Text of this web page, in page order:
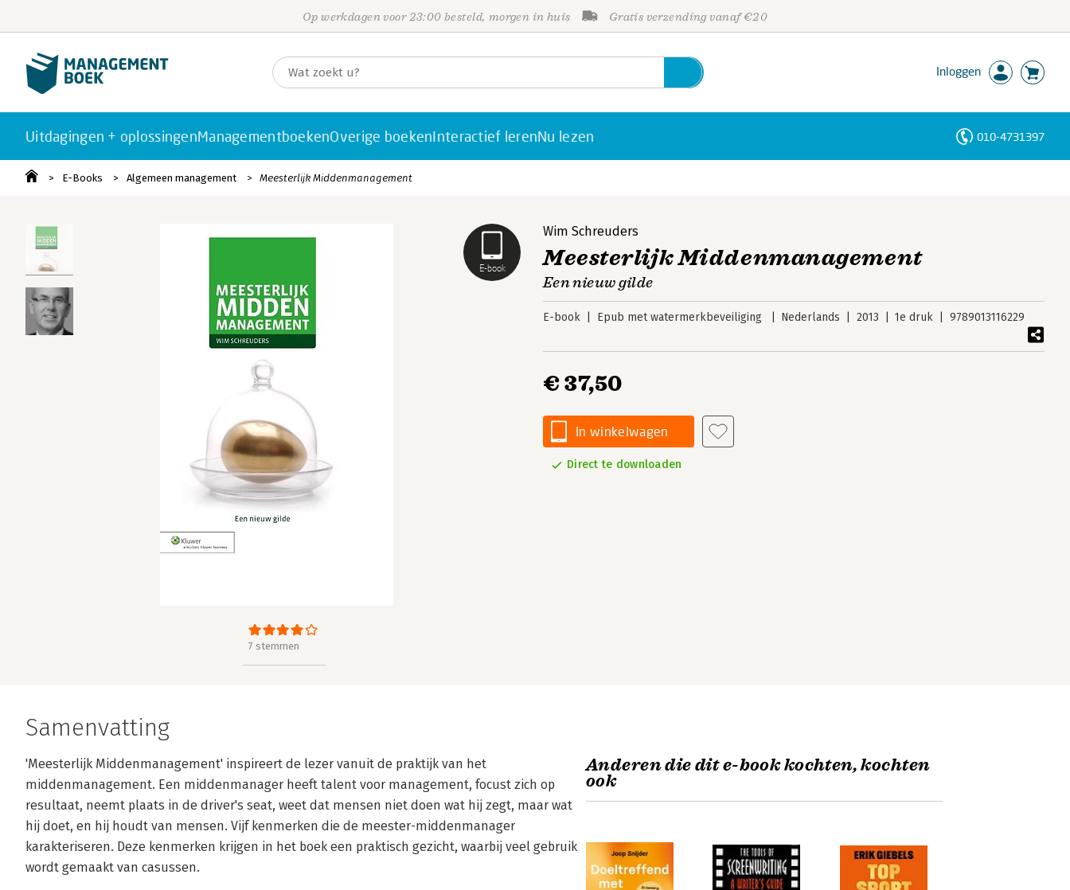
Op werkdagen voor 23:00 besteld, morgen in huis Gratis verzending vanaf €20
Inloggen
Uitdagingen + oplossingenManagementboekenOverige boekenInteractief lerenNu lezen 010-4731397
E-Books Algemeen management Meesterlijk Middenmanagement
E-book
7 stemmen
Wim Schreuders
Meesterlijk Middenmanagement
Een nieuw gilde
E-book Epub met watermerkbeveiliging Nederlands 2013 1e druk 9789013116229
€ 37,50
In winkelwagen
Direct te downloaden
Samenvatting
'Meesterlijk Middenmanagement' inspireert de lezer vanuit de praktijk van het
middenmanagement. Een middenmanager heeft talent voor management, focust zich op
resultaat, neemt plaats in de driver's seat, weet dat mensen niet doen wat hij zegt, maar wat
hij doet, en hij houdt van mensen. Vijf kenmerken die de meester-middenmanager
karakteriseren. Deze kenmerken krijgen in het boek een praktisch gezicht, waarbij veel gebruik
wordt gemaakt van casussen.
Anderen die dit e-book kochten, kochten
ook
Personen